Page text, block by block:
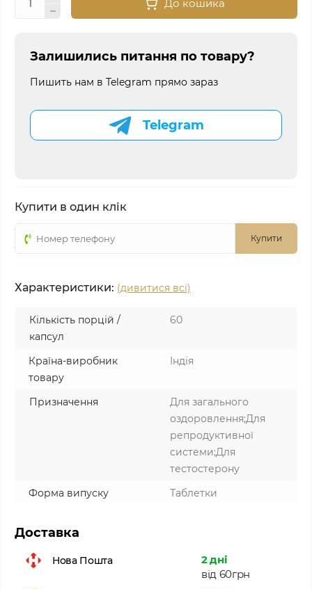
До кошика
Залишились питання по товару?
Пишить нам в Telegram прямо зараз
Telegram
Купити в один клік
Купити
Характеристики: (дивитися всі)
Кількість порцій /
капсул
60
Країна-виробник
товару
Індія
Призначення
Для загального
оздоровлення;Для
репродуктивної
системи;Для
тестостерону
Форма випуску
Таблетки
Доставка
Нова Пошта
2 дні
від 60грн